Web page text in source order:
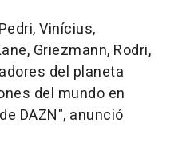
Vinícius,
Griezmann, Rodri,
del planeta
del mundo en
DAZN", anunció